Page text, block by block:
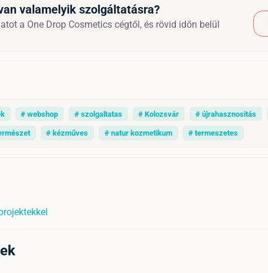
valamelyik szolgáltatásra?
a One Drop Cosmetics cégtől, és rövid időn belül
# webshop # szolgaltatas # Kolozsvár # újrahasznositás
# kézműves # natur kozmetikum # termeszetes